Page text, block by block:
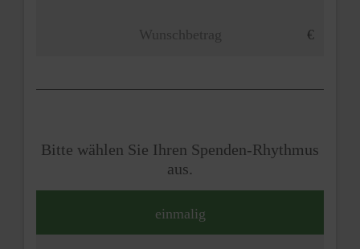
Bitte wählen Sie Ihren Spenden-Rhythmus
aus.
einmalig